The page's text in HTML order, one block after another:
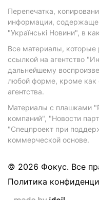
Перепечатка,
информации,
"Українські Новини", в
Все материалы,
ссылкой на агентство
дальнейшему
любой форме, кроме как
агентства.
Материалы с плашками
компаний", "Новости
"Спецпроект при
коммерческой основе.
© 2026 Фокус. Все
Политика